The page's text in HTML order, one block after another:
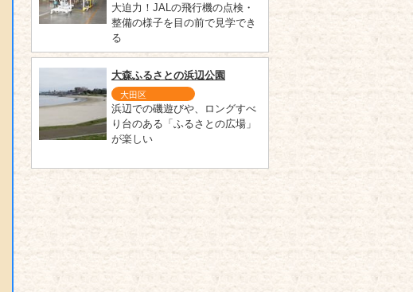
大迫力！JALの飛行機の点検・
整備の様子を目の前で見学でき
る
大森ふるさとの浜辺公園
大田区
浜辺での磯遊びや、ロングすべ
り台のある「ふるさとの広場」
が楽しい